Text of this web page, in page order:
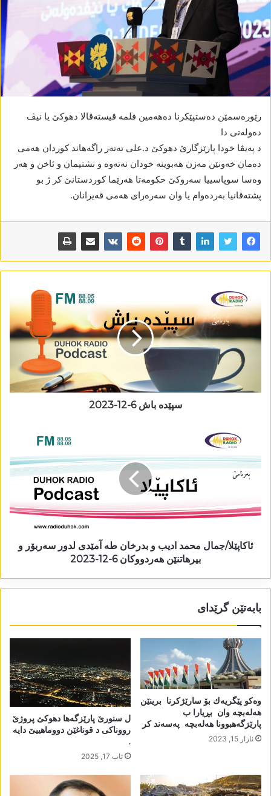
رێورەسمێن دەستپێکرنا دەھەمین فلمە ڤیستەڤالا دھوکێ یا نیڤ
دەولەتی دا
د پەیڤا خودا پارێزگارێ دھوکێ د.علی تەتەر راگەھاند کوردان ھەمی
دەمان خەونێن مەزن ھەبوینە خودان نەتەوە و نشتیمان و ئاخن و ھەر
وەسا سوپاسيیا سەروکێ حکومەتا ھەرێما کوردستانێ کر ژ بو
پشتەڤانیا بەردەوام یا وان سەرەرای ھەمی قەیرانان.
سپێدە باش 6-12-2023
ئاکاپێلا/جمال محمد ادیب و بدرخان طه آمێدی لدور سەربۆر و
بیرھاتنێن ھەردووکان 6-12-2023
بابەتێن گرێدای
وه‌كو پێگریه‌ك بۆ سارێژكرنا برینێن
هه‌له‌بچه‌ وان بڕیارا ب
پارێزگه‌هبوونا هه‌له‌بچه‌ په‌سه‌ند كر
ئازار 15, 2023
ل سنورێ پارێزگەھا دھوکێ پروژێ
رووناکی د قوناغێن دووماھییێ دایە
.
ئاب 17, 2025